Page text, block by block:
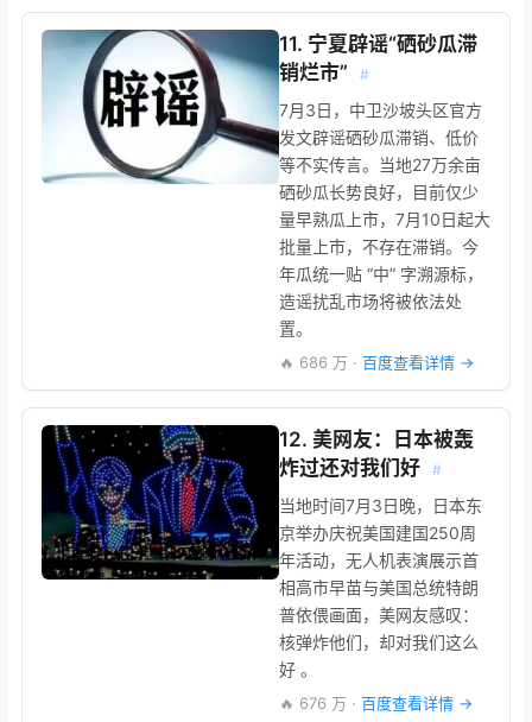
11. 宁夏辟谣“硒砂瓜滞
销烂市”
#
7月3日，中卫沙坡头区官方
发文辟谣硒砂瓜滞销、低价
等不实传言。当地27万余亩
硒砂瓜长势良好，目前仅少
量早熟瓜上市，7月10日起大
批量上市，不存在滞销。今
年瓜统一贴 “中” 字溯源标，
造谣扰乱市场将被依法处
置。
🔥 686 万 · 百度查看详情 →
12. 美网友：日本被轰
炸过还对我们好
#
当地时间7月3日晚，日本东
京举办庆祝美国建国250周
年活动，无人机表演展示首
相高市早苗与美国总统特朗
普依偎画面，美网友感叹：
核弹炸他们，却对我们这么
好 。
🔥 676 万 · 百度查看详情 →